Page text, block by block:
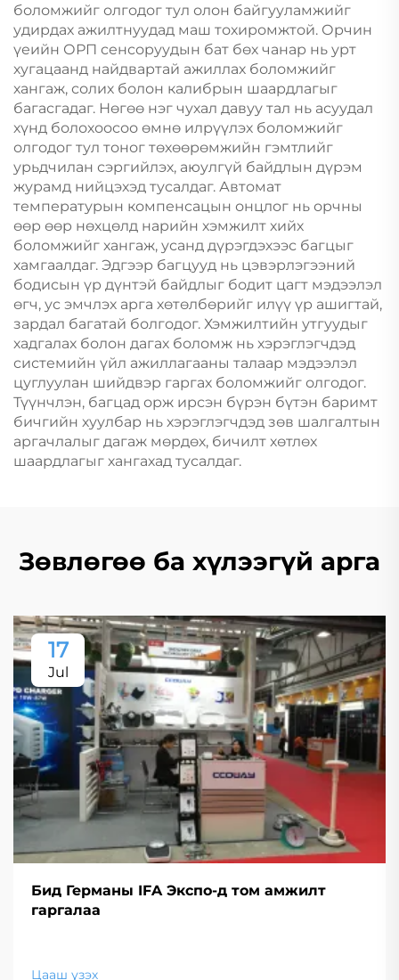
боломжийг олгодог тул олон байгууламжийг
удирдах ажилтнуудад маш тохиромжтой. Орчин
үеийн ОРП сенсоруудын бат бөх чанар нь урт
хугацаанд найдвартай ажиллах боломжийг
хангаж, солих болон калибрын шаардлагыг
багасгадаг. Нөгөө нэг чухал давуу тал нь асуудал
хүнд болохоосоо өмнө илрүүлэх боломжийг
олгодог тул тоног төхөөрөмжийн гэмтлийг
урьдчилан сэргийлэх, аюулгүй байдлын дүрэм
журамд нийцэхэд тусалдаг. Автомат
температурын компенсацын онцлог нь орчны
өөр өөр нөхцөлд нарийн хэмжилт хийх
боломжийг хангаж, усанд дүрэгдэхээс багцыг
хамгаалдаг. Эдгээр багцууд нь цэвэрлэгээний
бодисын үр дүнтэй байдлыг бодит цагт мэдээлэл
өгч, ус эмчлэх арга хөтөлбөрийг илүү үр ашигтай,
зардал багатай болгодог. Хэмжилтийн утгуудыг
хадгалах болон дагах боломж нь хэрэглэгчдэд
системийн үйл ажиллагааны талаар мэдээлэл
цуглуулан шийдвэр гаргах боломжийг олгодог.
Түүнчлэн, багцад орж ирсэн бүрэн бүтэн баримт
бичгийн хуулбар нь хэрэглэгчдэд зөв шалгалтын
аргачлалыг дагаж мөрдөх, бичилт хөтлөх
шаардлагыг хангахад тусалдаг.
Зөвлөгөө ба хүлээгүй арга
17
Jul
Бид Германы IFA Экспо-д том амжилт
гаргалаа
Цааш үзэх